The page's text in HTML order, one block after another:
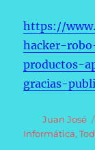
https://
hacker-
productos-
gracias-
Autor
Juan José
Informática,